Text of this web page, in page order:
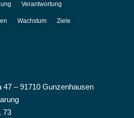
Verantwortung
Wachstum Ziele
47 – 91710 Gunzenhausen
73